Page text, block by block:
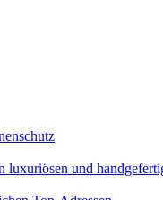
luxuriösen und